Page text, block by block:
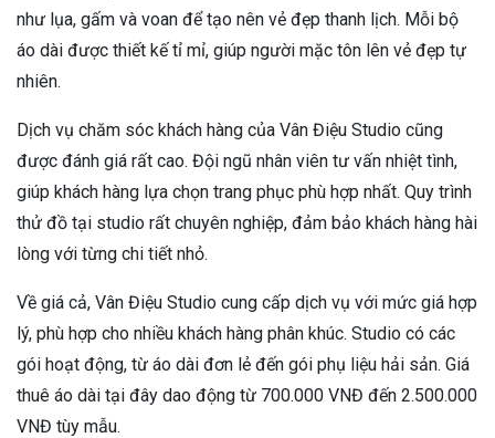
như lụa, gấm và voan để tạo nên vẻ đẹp thanh lịch. Mỗi bộ
áo dài được thiết kế tỉ mỉ, giúp người mặc tôn lên vẻ đẹp tự
nhiên.
Dịch vụ chăm sóc khách hàng của Vân Điệu Studio cũng
được đánh giá rất cao. Đội ngũ nhân viên tư vấn nhiệt tình,
giúp khách hàng lựa chọn trang phục phù hợp nhất. Quy trình
thử đồ tại studio rất chuyên nghiệp, đảm bảo khách hàng hài
lòng với từng chi tiết nhỏ.
Về giá cả, Vân Điệu Studio cung cấp dịch vụ với mức giá hợp
lý, phù hợp cho nhiều khách hàng phân khúc. Studio có các
gói hoạt động, từ áo dài đơn lẻ đến gói phụ liệu hải sản. Giá
thuê áo dài tại đây dao động từ 700.000 VNĐ đến 2.500.000
VNĐ tùy mẫu.